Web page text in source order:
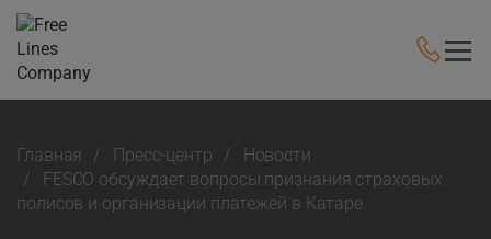
Главная Пресс-центр
Новости
FESCO обсуждает вопросы признания страховых
полисов и организации платежей в Катаре